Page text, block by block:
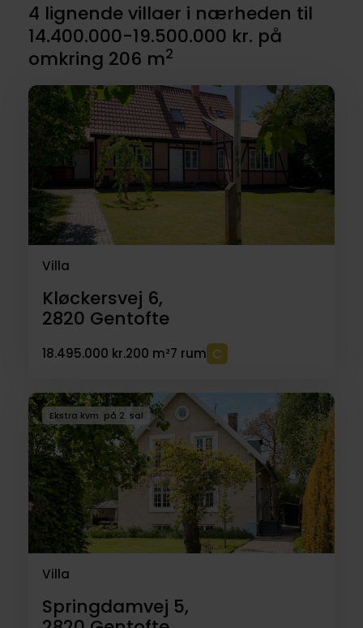
4 lignende villaer i nærheden til
14.400.000-19.500.000 kr. på
omkring 206 m2
Villa
Kløckersvej 6,
2820 Gentofte
18.495.000 kr.200 m²7 rum
Ekstra kvm. på 2. sal
Villa
Springdamvej 5,